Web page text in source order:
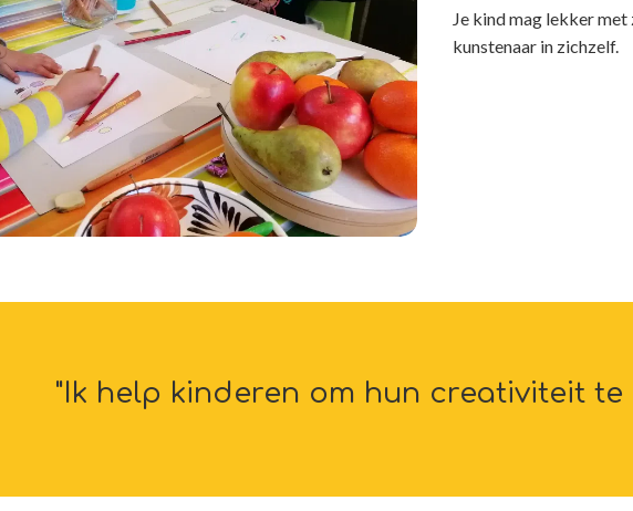
Je kind mag lekker met
kunstenaar in zichzelf.
"Ik help kinderen om hun creativiteit te